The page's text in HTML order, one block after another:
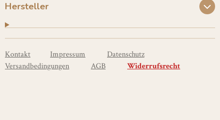
Hersteller
Kontakt Impressum
Datenschutz
Versandbedingungen
AGB Widerrufsrecht